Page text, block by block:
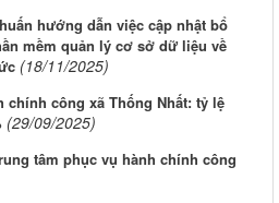
hướng dẫn việc cập nhật bổ
mềm quản lý cơ sở dữ liệu về
(18/11/2025)
chính công xã Thống Nhất: tỷ lệ
(29/09/2025)
tâm phục vụ hành chính công